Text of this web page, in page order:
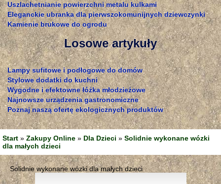
Uszlachetnianie powierzchni metalu kulkami
Eleganckie ubranka dla pierwszokomunijnych dziewczynki
Kamienie brukowe do ogrodu
Losowe artykuły
Lampy sufitowe i podłogowe do domów
Stylowe dodatki do kuchni
Wygodne i efektowne łóżka młodzieżowe
Najnowsze urządzenia gastronomiczne
Poznaj naszą ofertę ekologicznych produktów
Start » Zakupy Online » Dla Dzieci » Solidnie wykonane wózki
dla małych dzieci
Solidnie wykonane wózki dla małych dzieci